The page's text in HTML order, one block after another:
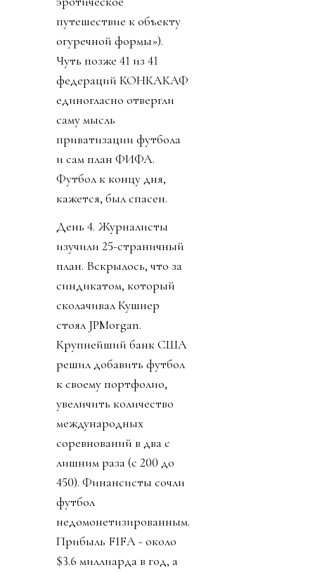
путешествие к объекту
огуречной формы»).
Чуть позже 41 из 41
федераций КОНКАКАФ
единогласно отвергли
саму мысль
приватизации футбола
и сам план ФИФА.
Футбол к концу дня,
кажется, был спасен.
День 4. Журналисты
изучили 25-страничный
план. Вскрылось, что за
синдикатом, который
сколачивал Кушнер
стоял JPMorgan.
Крупнейший банк США
решил добавить футбол
к своему портфолио,
увеличить количество
международных
соревнований в два с
лишним раза (с 200 до
450). Финансисты сочли
футбол
недомонетизированным.
Прибыль FIFA - около
$3.6 миллиарда в год, а